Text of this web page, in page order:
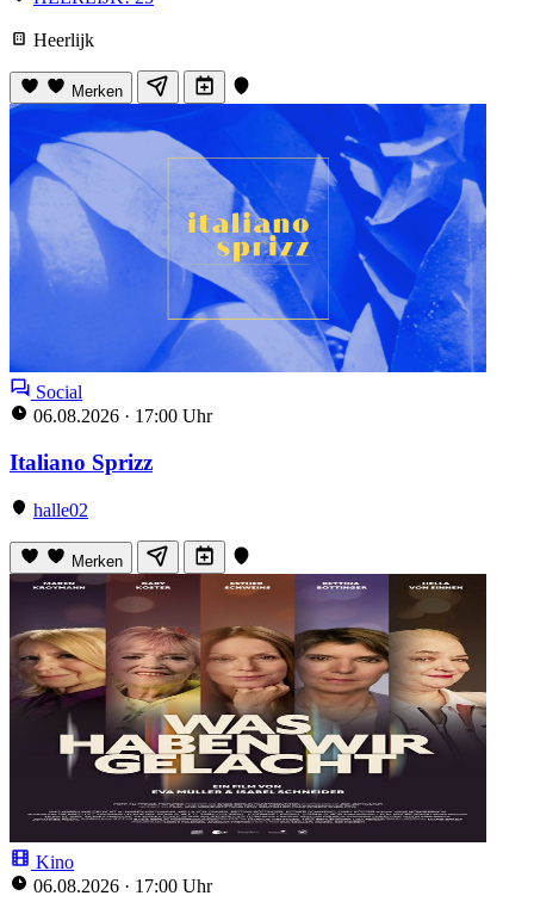
Heerlijk
Merken
Social
06.08.2026 · 17:00 Uhr
Italiano Sprizz
halle02
Merken
Kino
06.08.2026 · 17:00 Uhr